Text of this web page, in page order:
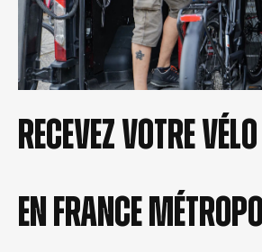
Recevez votre
en france